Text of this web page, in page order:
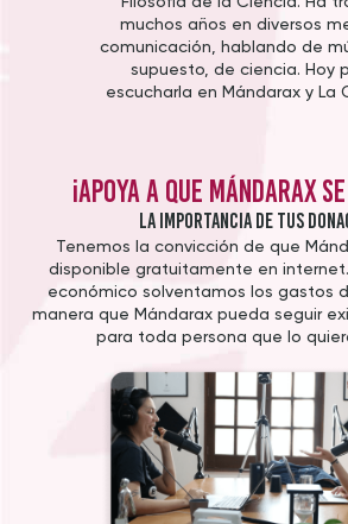
muchos años en diversos
comunicación, hablando de
supuesto, de ciencia. Hoy
escucharla en Mándarax y La
¡Apoya a que Mándarax
La importancia de tus
Tenemos la convicción de que
disponible gratuitamente en
económico solventamos los gastos
manera que Mándarax pueda seguir
para toda persona que lo